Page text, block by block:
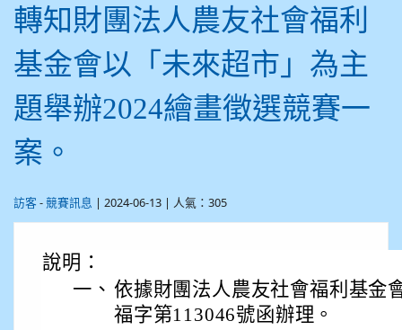
轉知財團法人農友社會福利
基金會以「未來超市」為主
題舉辦2024繪畫徵選競賽一
案。
訪客 - 競賽訊息 | 2024-06-13 | 人氣：305
說明：
一、 依據財團法人農友社會福利基金
福字第113046號函辦理。